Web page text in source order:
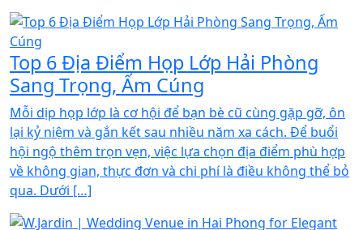
Top 6 Địa Điểm Họp Lớp Hải Phòng
Sang Trọng, Ấm Cúng
Mỗi dịp họp lớp là cơ hội để bạn bè cũ cùng gặp gỡ, ôn
lại kỷ niệm và gắn kết sau nhiều năm xa cách. Để buổi
hội ngộ thêm trọn vẹn, việc lựa chọn địa điểm phù hợp
về không gian, thực đơn và chi phí là điều không thể bỏ
qua. Dưới […]